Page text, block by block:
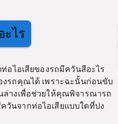
ไร
อไอเสียของรถมีควันสีอะไร
รถคุณได้ เพราะฉะนั้นก่อนขับ
ล่างเพื่อช่วยให้คุณพิจารณารถ
นจากท่อไอเสียแบบใดที่บ่ง